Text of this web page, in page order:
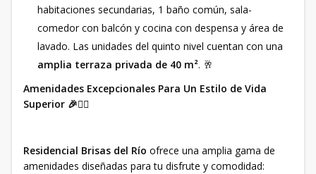
habitaciones secundarias, 1 baño común, sala-
comedor con balcón y cocina con despensa y área de
lavado. Las unidades del quinto nivel cuentan con una
amplia terraza privada de 40 m². 🥂
Amenidades Excepcionales Para Un Estilo de Vida
Superior 🎉🏊‍♀️
Residencial Brisas del Río ofrece una amplia gama de
amenidades diseñadas para tu disfrute y comodidad: